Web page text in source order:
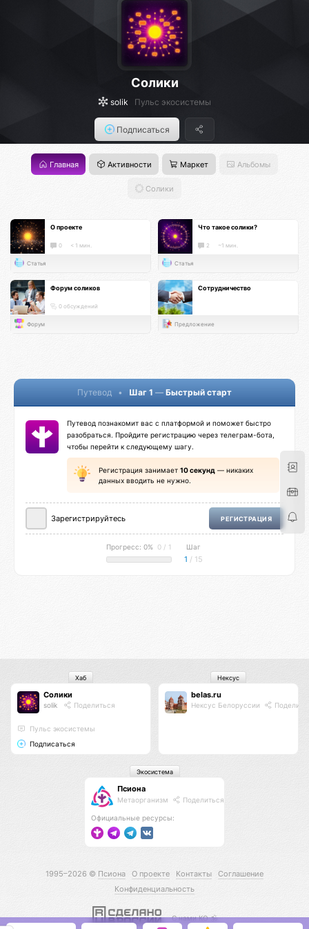
Солики
solik Пульс экосистемы
Подписаться
Главная Активности Маркет Альбомы
Солики
О проекте
0 < 1 мин.
Статья
Что такое солики?
2 ~1 мин.
Статья
Форум соликов
0 обсуждений
Форум
Сотрудничество
Предложение
Путевод • Шаг 1 — Быстрый старт
Путевод познакомит вас с платформой и поможет быстро
разобраться. Пройдите регистрацию через телеграм-бота,
чтобы перейти к следующему шагу.
Регистрация занимает 10 секунд — никаких
данных вводить не нужно.
Зарегистрируйтесь РЕГИСТРАЦИЯ
Прогресс: 0% 0 / 1 Шаг
1 / 15
Солики
solik Поделиться
Пульс экосистемы
Подписаться
Хаб
belas.ru
Нексус Белоруссии
Нексус
Псиона
Метаорганизм Поделиться
Официальные ресурсы:
Экосистема
1995–2026 © Псиона О проекте Контакты
Соглашение
Конфиденциальность
С нами КО 🕉️